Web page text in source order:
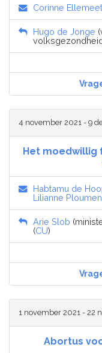
Corinne Ellemeet
Hugo de Jonge
4 november 2021 - 9
Het moedwillig
Habtamu de
Lilianne Ploumen
Arie Slob
(CU)
1 november 2021 - 22
Abortus